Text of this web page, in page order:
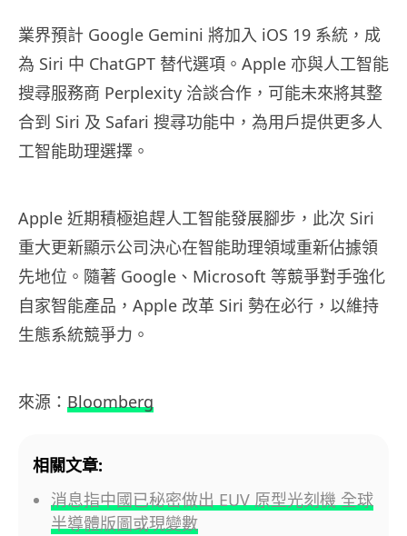
業界預計 Google Gemini 將加入 iOS 19 系統，成
為 Siri 中 ChatGPT 替代選項。Apple 亦與人工智能
搜尋服務商 Perplexity 洽談合作，可能未來將其整
合到 Siri 及 Safari 搜尋功能中，為用戶提供更多人
工智能助理選擇。
Apple 近期積極追趕人工智能發展腳步，此次 Siri
重大更新顯示公司決心在智能助理領域重新佔據領
先地位。隨著 Google、Microsoft 等競爭對手強化
自家智能產品，Apple 改革 Siri 勢在必行，以維持
生態系統競爭力。
來源： Bloomberg
相關文章:
消息指中國已秘密做出 EUV 原型光刻機 全球
半導體版圖或現變數